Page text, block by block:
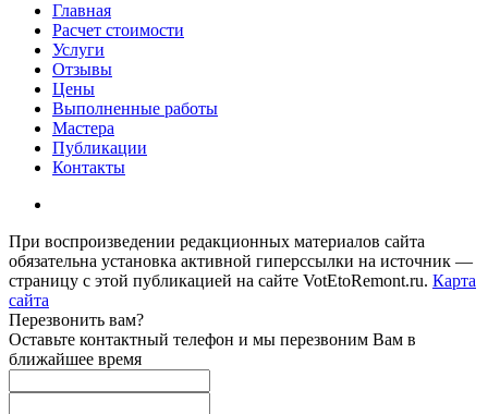
Главная
Расчет стоимости
Услуги
Отзывы
Цены
Выполненные работы
Мастера
Публикации
Контакты
При воспроизведении редакционных материалов сайта
обязательна установка активной гиперссылки на источник —
страницу с этой публикацией на сайте VotEtoRemont.ru. Карта
сайта
Перезвонить вам?
Оставьте контактный телефон и мы перезвоним Вам в
ближайшее время